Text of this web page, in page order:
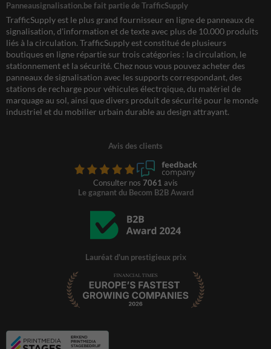
Panneausignalisation.be fait partie de TrafficSupply
TrafficSupply est le plus grand fournisseur en ligne de panneaux de
signalisation, d'information et de texte avec plus de 10.000 produits
liés à la circulation. TrafficSupply est constitué de plusieurs
boutiques en ligne répartie sur trois catégories : la circulation, le
stationnement et la sécurité. Chez nous vous pouvez acheter des
panneaux de signalisation avec les supports correspondant, des
stations de recharge pour véhicules électrqique, du matériel de
marquage au sol, ainsi que divers produit de sécurité pour le monde
industriel et du mobilier urbain durable au design attrayant.
Avis des clients
Consulter nos 7061 avis
Le gagnant du Becom B2B Award
Lauréat d'un prestigieux prix